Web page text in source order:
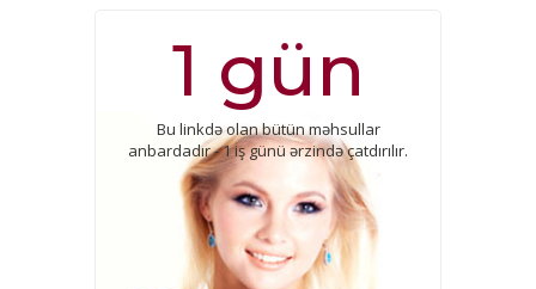
1 gün
Bu linkdə olan bütün məhsullar
anbardadır - 1 iş günü ərzində çatdırılır.